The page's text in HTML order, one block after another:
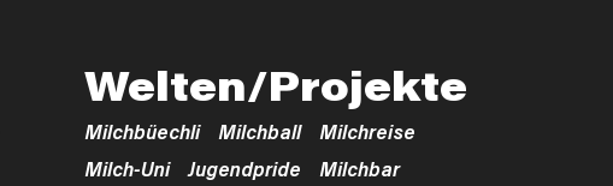
Welten/Projekte
Milchbüechli Milchball
Milchreise
Milch-Uni
Jugendpride
Milchbar